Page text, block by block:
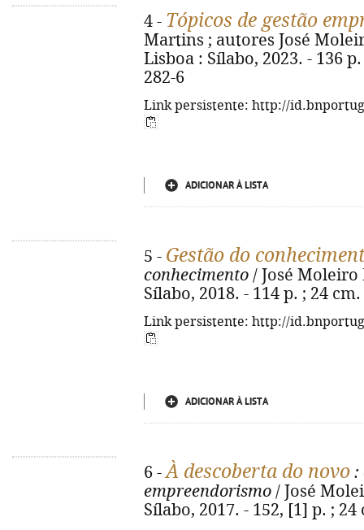
4 - Tópicos de gestão
Martins ; autores José
Lisboa : Sílabo, 2023. - 136
282-6
Link persistente: http://
ADICIONAR À LISTA
5 - Gestão do
conhecimento / José Moleiro
Sílabo, 2018. - 114 p. ; 24
Link persistente: http://
ADICIONAR À LISTA
6 -À descoberta do novo :
empreendorismo / José
Sílabo, 2017. - 152, [1] p. ; 24